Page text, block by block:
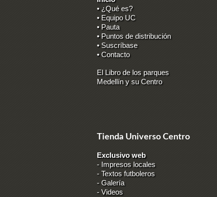
• ¿Qué es?
• Equipo UC
• Pauta
• Puntos de distribución
• Suscríbase
• Contacto
El Libro de los parques
Medellín y su Centro
Tienda Universo Centro
Exclusivo web
- Impresos locales
- Textos futboleros
-Galería
-Videos